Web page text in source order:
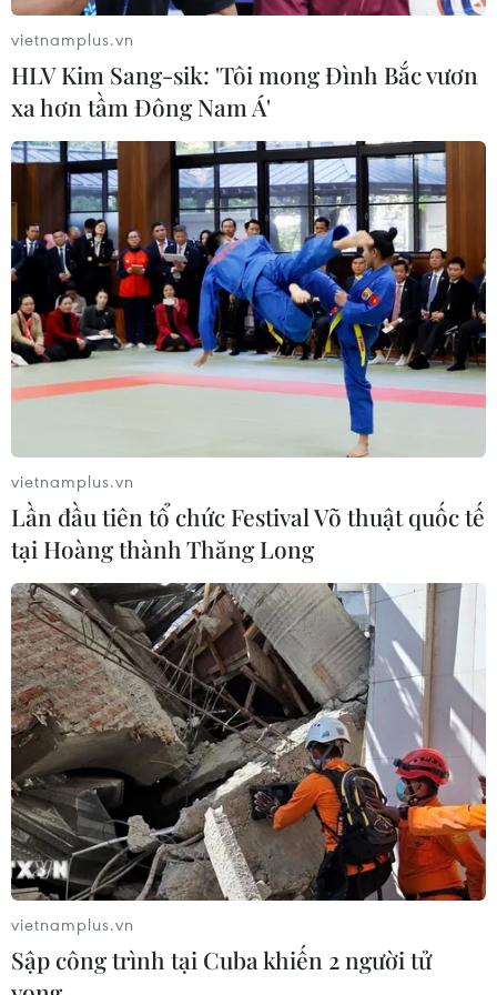
vietnamplus.vn
HLV Kim Sang-sik: 'Tôi mong Đình Bắc vươn
xa hơn tầm Đông Nam Á'
vietnamplus.vn
Lần đầu tiên tổ chức Festival Võ thuật quốc tế
tại Hoàng thành Thăng Long
vietnamplus.vn
Sập công trình tại Cuba khiến 2 người tử